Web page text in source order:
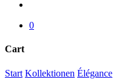
0
Cart
Close
Start Kollektionen Élégance